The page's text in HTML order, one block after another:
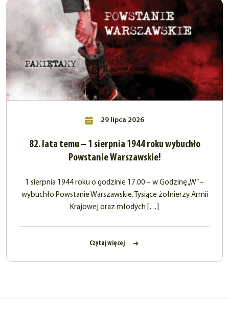
29 lipca 2026
82. lata temu – 1 sierpnia 1944 roku wybuchło
Powstanie Warszawskie!
1 sierpnia 1944 roku o godzinie 17.00 – w Godzinę „W” –
wybuchło Powstanie Warszawskie. Tysiące żołnierzy Armii
Krajowej oraz młodych […]
Czytaj więcej